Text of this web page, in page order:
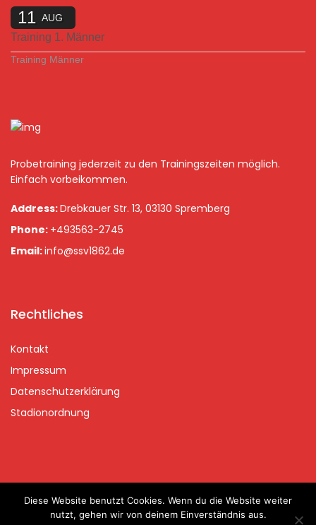
11 AUG
Training 1. Männer
Training Männer
Probetraining jederzeit zu den Trainingszeiten möglich.
Einfach vorbeikommen.
Address:Drebkauer Str. 13, 03130 Spremberg
Phone: +493563-2745
Email:info@ssv1862.de
Rechtliches
Kontakt
Impressum
Datenschutzerklärung
Stadionordnung
Copyrights © 2020 Spremberger SV 2020 | handcraftet with
Diese Website benutzt Cookies. Wenn du die Website weiter
nutzt, gehen wir von deinem Einverständnis aus.